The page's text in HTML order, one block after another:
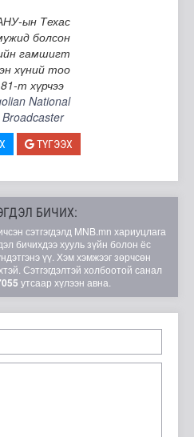
ын Техас
болсон
гамшигт
хүний тоо
81-т хүрчээ
National
Broadcaster
ТҮГЭЭХ
БИЧИХ:
сэтгэгдэлд MNB.mn хариуцлага
бичихдээ хууль зүйн болон ёс
үү. Хэм хэмжээг зөрчсөн
Сэтгэгдэлтэй холбоотой санал
утсаар хүлээн авна.